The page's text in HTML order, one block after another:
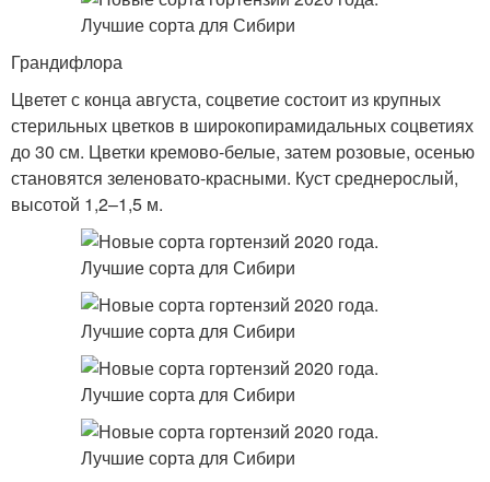
Грандифлора
Цветет с конца августа, соцветие состоит из крупных
стерильных цветков в широкопирамидальных соцветиях
до 30 см. Цветки кремово-белые, затем розовые, осенью
становятся зеленовато-красными. Куст среднерослый,
высотой 1,2–1,5 м.